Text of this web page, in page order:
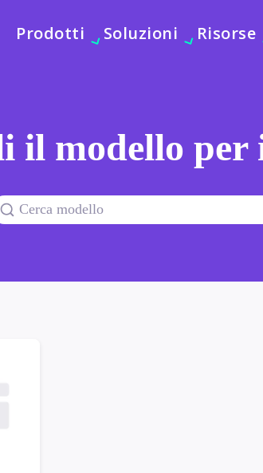
Prodotti Soluzioni Risorse
il modello